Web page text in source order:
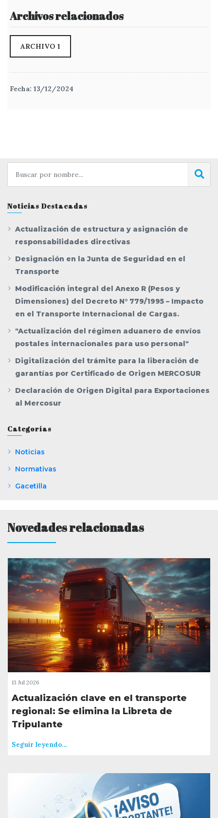
Archivos relacionados
ARCHIVO 1
Fecha: 13/12/2024
Noticias Destacadas
Actualización de estructura y asignación de
responsabilidades directivas
Designación en la Junta de Seguridad en el
Transporte
Modificación integral del Anexo R (Pesos y
Dimensiones) del Decreto N° 779/1995 – Impacto
en el Transporte Internacional de Cargas.
"Actualización del régimen aduanero de envíos
postales internacionales para uso personal"
Digitalización del trámite para la liberación de
garantías por Certificado de Origen MERCOSUR
Declaración de Origen Digital para Exportaciones
al Mercosur
Categorías
Noticias
Normativas
Gacetilla
Novedades relacionadas
13 Jul 2026
Actualización clave en el transporte
regional: Se elimina la Libreta de
Tripulante
Seguir leyendo...